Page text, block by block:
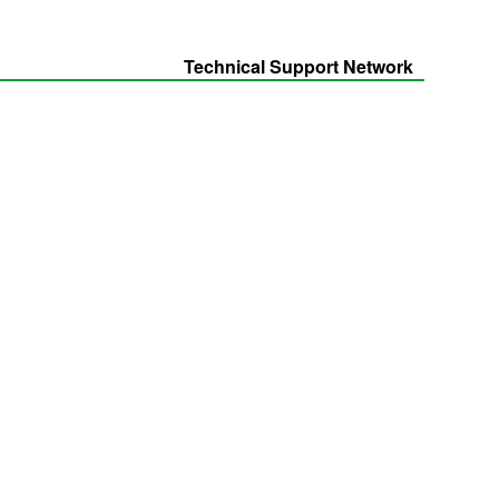
Technical Support Network